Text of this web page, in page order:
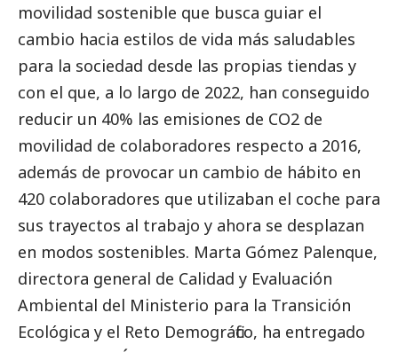
movilidad sostenible que busca guiar el
cambio hacia estilos de vida más saludables
para la sociedad desde las propias tiendas y
con el que, a lo largo de 2022, han conseguido
reducir un 40% las emisiones de CO2 de
movilidad de colaboradores respecto a 2016,
además de provocar un cambio de hábito en
420 colaboradores que utilizaban el coche para
sus trayectos al trabajo y ahora se desplazan
en modos sostenibles. Marta Gómez Palenque,
directora general de Calidad y Evaluación
Ambiental del Ministerio para la Transición
Ecológica y el Reto Demográfico, ha entregado